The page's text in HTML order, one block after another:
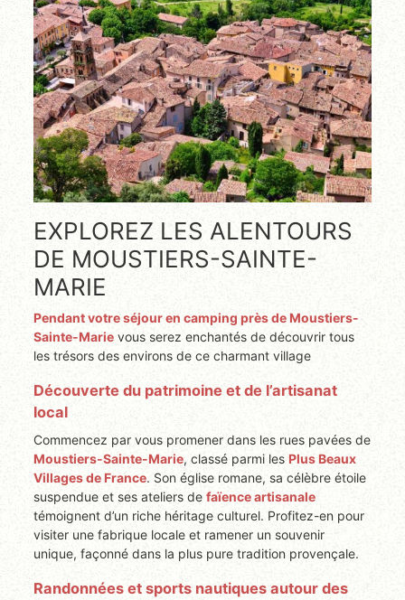
EXPLOREZ LES ALENTOURS
DE MOUSTIERS-SAINTE-
MARIE
Pendant votre séjour en camping près de Moustiers-
Sainte-Marie vous serez enchantés de découvrir tous
les trésors des environs de ce charmant village
Découverte du patrimoine et de l’artisanat
local
Commencez par vous promener dans les rues pavées de
Moustiers-Sainte-Marie, classé parmi lesPlus Beaux
Villages de France. Son église romane, sa célèbre étoile
suspendue et ses ateliers defaïence artisanale
témoignent d’un riche héritage culturel. Profitez-en pour
visiter une fabrique locale et ramener un souvenir
unique, façonné dans la plus pure tradition provençale.
Randonnées et sports nautiques autour des